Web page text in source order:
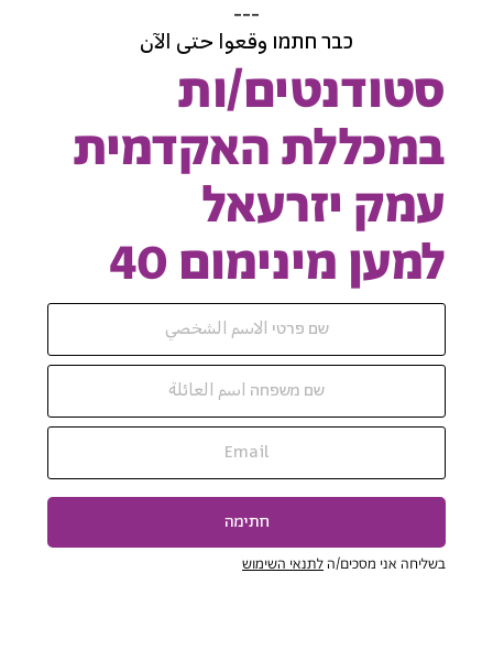
---
כבר חתמו وقعوا حتى الآن
סטודנטים/ות
במכללת האקדמית
עמק יזרעאל
למען מינימום 40
חתימה
בשליחה אני מסכים/הלתנאי השימוש